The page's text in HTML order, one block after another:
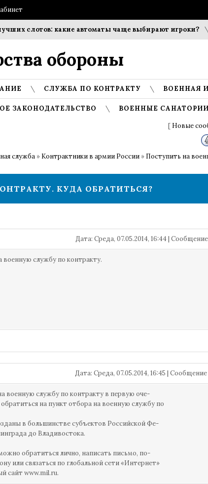
слотов: какие автоматы чаще выбирают игроки?
обороны
СЛУЖБА ПО КОНТРАКТУ ВОЕННАЯ
ЗАКОНОДАТЕЛЬСТВО ВОЕННЫЕ САНАТОРИИ
[ Новые
служба » Контрактники в армии России » Поступить на
КУДА ОБРАТИТЬСЯ?
Дата: Среда, 07.05.2014, 16:44 |
военную службу по контракту.
Дата: Среда, 07.05.2014, 16:45 |
военную службу по контракту в первую оче-
на пункт отбора на военную службу по
в большинстве субъектов Российской Фе-
до Владивостока.
обратиться лично, написать письмо, по-
или связаться по глобальной сети «Интернет»
сайт www.mil.ru.